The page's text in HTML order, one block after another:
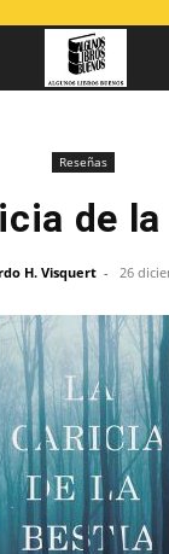
Reseñas
de
H. Visquert - 26